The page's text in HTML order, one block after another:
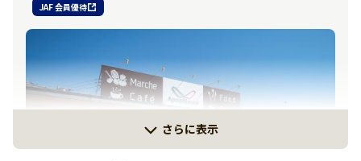
JAF 会員優待
さらに表示